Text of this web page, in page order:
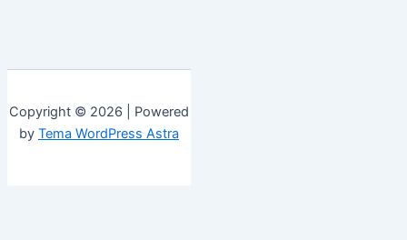
Copyright © 2026 | Powered
by Tema WordPress Astra